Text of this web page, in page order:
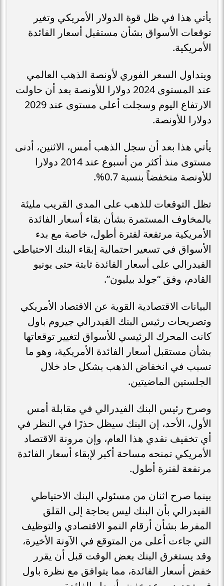
يأتي هذا في ظل قوة الدولار الأمريكي وتغير
توقعات الأسواق بشأن مستقبل أسعار الفائدة
الأمريكية.
ويتداول السعر الفوري لأونصة الذهب العالمي
عند المستوى 2024 دولارا للأونصة بعد أن حاولت
الارتفاع اليوم وسجلت أعلى مستوى عند 2029
دولارا للأونصة.
يأتي هذا بعد أن سجل الذهب أمس، الاثنين، أدنى
مستوى منذ أكثر من أسبوع عند 2014 دولارا
للأونصة منخفضاً بنسبة 0.7%.
تظل التوقعات للذهب على المدى القريب مليئة
بالمخاوف المستمرة بشأن بقاء أسعار الفائدة
الأمريكية مرتفعة لفترة أطول، خاصة مع بدء
الأسواق في تسعير احتمالية إبقاء البنك الاحتياطي
الفيدرالي على أسعار الفائدة ثابتة حتى يونيو
القادم، وفق “جولد بيليون”.
البيانات الاقتصادية القوية عن الاقتصاد الأمريكي
وتصريحات رئيس البنك الفيدرالي جيروم باول
كانت المحرك الرئيسي للأسواق لتغيير توقعاتها
بشأن مستقبل أسعار الفائدة الأمريكية، وهو ما
تسبب في انخفاض الذهب بشكل حاد خلال
الجلستين الماضيتين.
وصرح رئيس البنك الفيدرالي في مقابلة أمس
الأول، الأحد، إن البنك سيظل حذرًا في النظر في
أي تخفيف نقدي هذا العام، وإن مرونة الاقتصاد
الأمريكي تمنحه مساحة أكبر لإبقاء أسعار الفائدة
مرتفعة لفترة أطول.
بينما صرح اثنان من مسئولي البنك الاحتياطي
الفيدرالي بأن البنك ليس بحاجة إلى القلق
المفرط بشأن أرقام النمو الاقتصادي والتوظيف
التي جاءت أعلى من المتوقع في الآونة الأخيرة،
وقد يستغرق البنك بعض الوقت قبل أن يقرر
خفض أسعار الفائدة، مما يتوافق مع نظرة باول